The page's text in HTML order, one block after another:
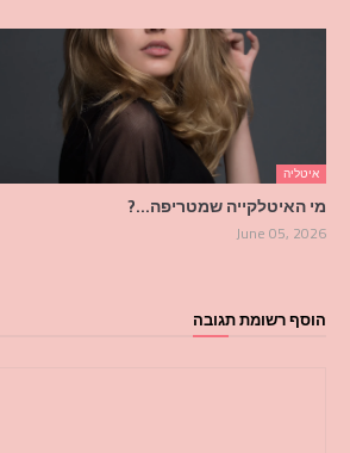
איטליה
מי האיטלקייה שמטריפה…?
June 05, 2026
הוסף רשומת תגובה